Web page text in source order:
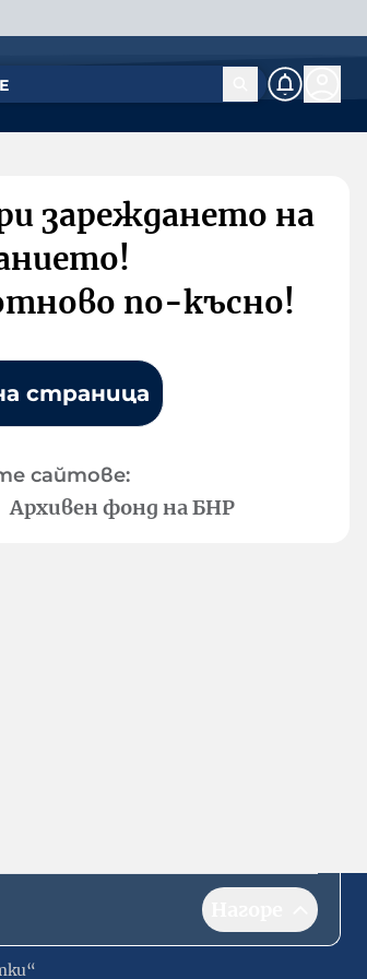
зареждането на
по-късно!
страница
сайтове:
Архивен фонд на БНР